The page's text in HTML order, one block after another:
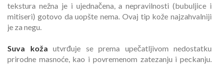
tekstura nežna je i ujednačena, a nepravilnosti (bubuljice i
mitiseri) gotovo da uopšte nema. Ovaj tip kože najzahvalniji
je za negu.
Suva koža utvrđuje se prema upečatljivom nedostatku
prirodne masnoće, kao i povremenom zatezanju i peckanju.